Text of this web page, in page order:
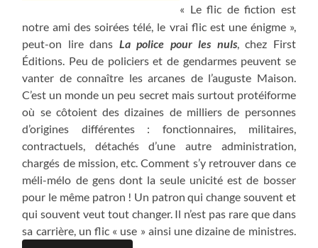
« Le flic de fiction est
notre ami des soirées télé, le vrai flic est une énigme »,
peut-on lire dans La police pour les nuls, chez First
Éditions. Peu de policiers et de gendarmes peuvent se
vanter de connaître les arcanes de l’auguste Maison.
C’est un monde un peu secret mais surtout protéiforme
où se côtoient des dizaines de milliers de personnes
d’origines différentes : fonctionnaires, militaires,
contractuels, détachés d’une autre administration,
chargés de mission, etc. Comment s’y retrouver dans ce
méli-mélo de gens dont la seule unicité est de bosser
pour le même patron ! Un patron qui change souvent et
qui souvent veut tout changer. Il n’est pas rare que dans
sa carrière, un flic « use » ainsi une dizaine de ministres.